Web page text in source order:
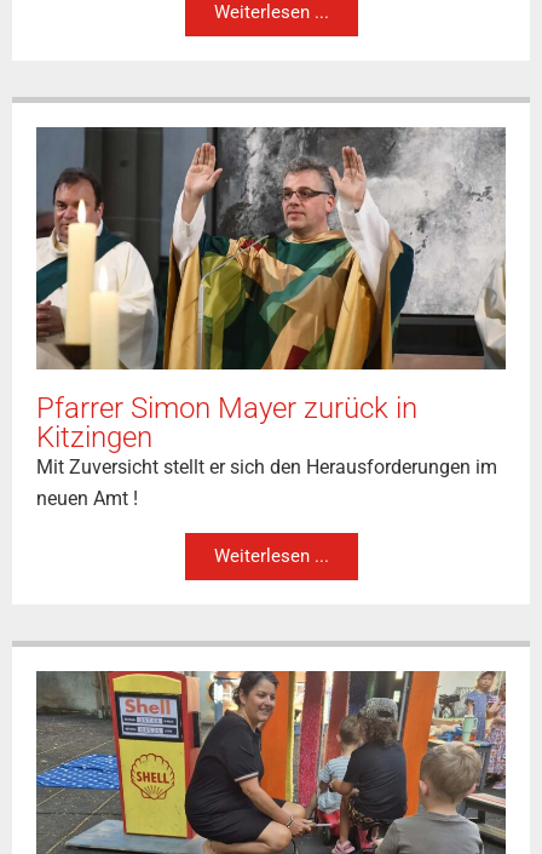
Weiterlesen ...
Pfarrer Simon Mayer zurück in
Kitzingen
Mit Zuversicht stellt er sich den Herausforderungen im
neuen Amt !
Weiterlesen ...